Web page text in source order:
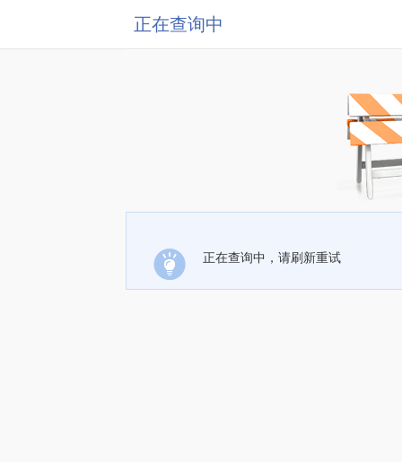
正在查询中
正在查询中，请刷新重试